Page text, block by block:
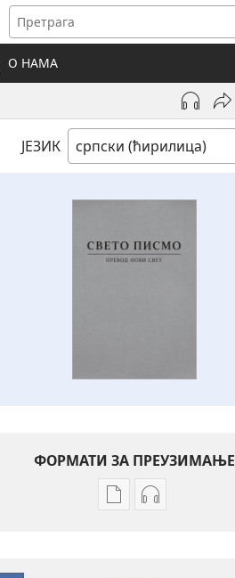
О НАМА
ЈЕЗИК
ФОРМАТИ ЗА ПРЕУЗИМАЊЕ
ФорматиФормати